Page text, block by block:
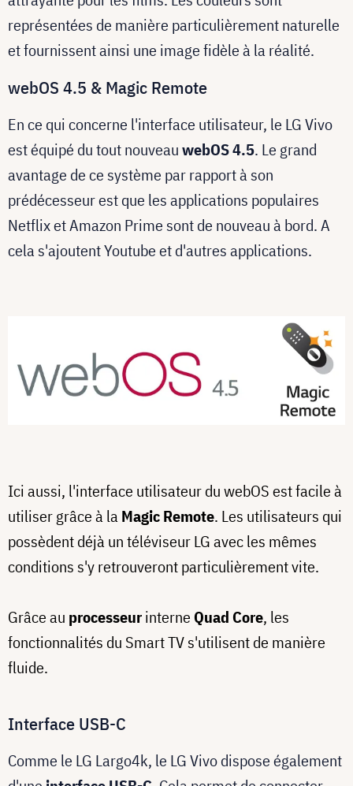
représentées de manière particulièrement naturelle
et fournissent ainsi une image fidèle à la réalité.
webOS 4.5 & Magic Remote
En ce qui concerne l'interface utilisateur, le LG Vivo
est équipé du tout nouveauwebOS 4.5. Le grand
avantage de ce système par rapport à son
prédécesseur est que les applications populaires
Netflix et Amazon Prime sont de nouveau à bord. A
cela s'ajoutent Youtube et d'autres applications.
Ici aussi, l'interface utilisateur du webOS est facile à
utiliser grâce à laMagic Remote. Les utilisateurs qui
possèdent déjà un téléviseur LG avec les mêmes
conditions s'y retrouveront particulièrement vite.
Grâce au processeurinterneQuad Core, les
fonctionnalités du Smart TV s'utilisent de manière
fluide.
Interface USB-C
Comme le LG Largo4k, le LG Vivo dispose également